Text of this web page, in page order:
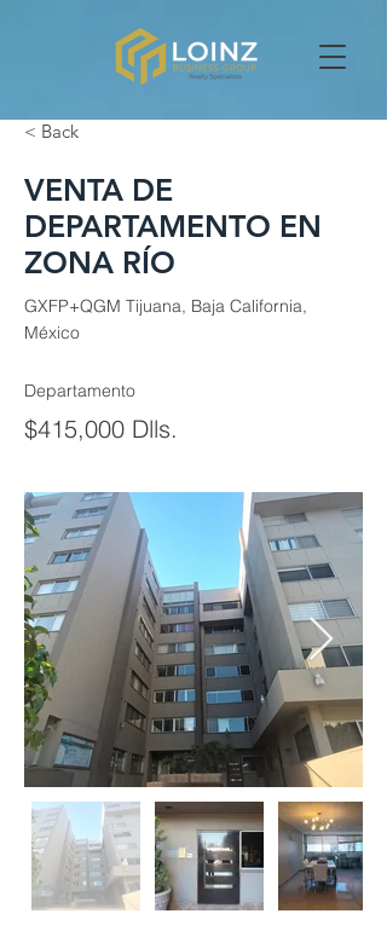
< Back
VENTA DE
DEPARTAMENTO EN
ZONA RÍO
GXFP+QGM Tijuana, Baja California,
México
Departamento
$415,000 Dlls.